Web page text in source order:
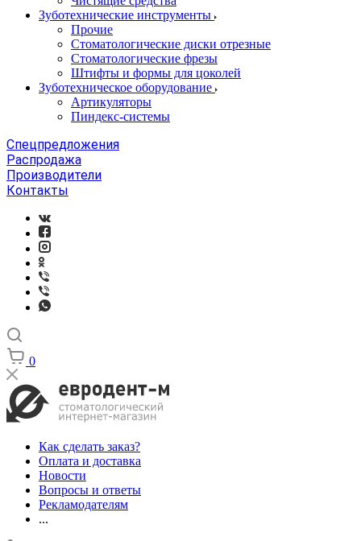
Зуботехнические инструменты
Прочие
Стоматологические диски отрезные
Стоматологические фрезы
Штифты и формы для цоколей
Зуботехническое оборудование
Артикуляторы
Пиндекс-системы
Спецпредложения
Распродажа
Производители
Контакты
0
Как сделать заказ?
Оплата и доставка
Новости
Вопросы и ответы
Рекламодателям
...